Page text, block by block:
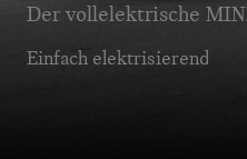
Der vollelektrische
Einfach elektrisierend